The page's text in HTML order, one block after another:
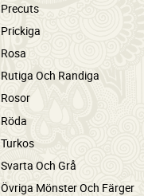
Precuts
Prickiga
Rosa
Rutiga Och Randiga
Rosor
Röda
Turkos
Svarta Och Grå
Övriga Mönster Och Färger